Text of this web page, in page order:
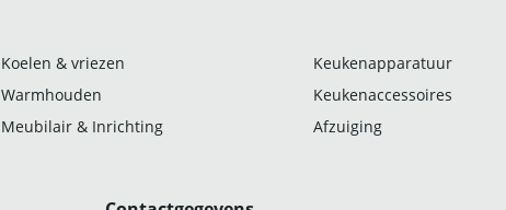
Koelen & vriezen Keukenapparatuur
Warmhouden Keukenaccessoires
Meubilair & Inrichting Afzuiging